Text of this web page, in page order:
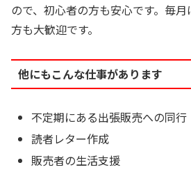
ので、初心者の方も安心です。毎
方も大歓迎です。
他にもこんな仕事があります
不定期にある出張販売への同行
読者レター作成
販売者の生活支援